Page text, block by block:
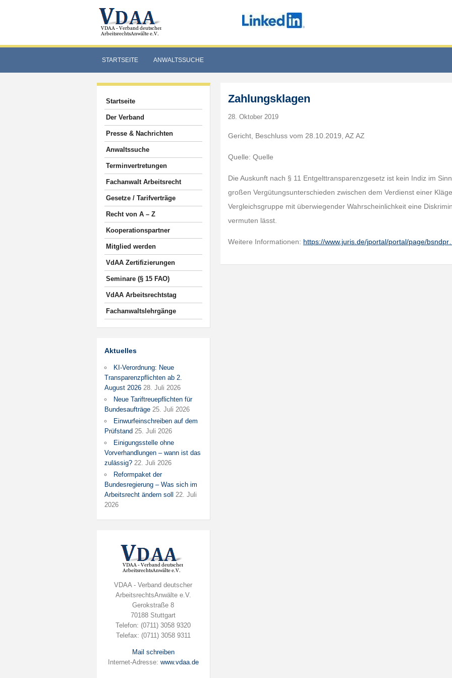
STARTSEITE ANWALTSSUCHE
Startseite
Der Verband
Presse & Nachrichten
Anwaltssuche
Terminvertretungen
Fachanwalt Arbeitsrecht
Gesetze / Tarifverträge
Recht von A – Z
Kooperationspartner
Mitglied werden
VdAA Zertifizierungen
Seminare (§ 15 FAO)
VdAA Arbeitsrechtstag
Fachanwaltslehrgänge
Aktuelles
KI-Verordnung: Neue
Transparenzpflichten ab 2.
August 2026 28. Juli 2026
Neue Tariftreuepflichten für
Bundesaufträge 25. Juli 2026
Einwurfeinschreiben auf dem
Prüfstand 25. Juli 2026
Einigungsstelle ohne
Vorverhandlungen – wann ist das
zulässig? 22. Juli 2026
Reformpaket der
Bundesregierung – Was sich im
Arbeitsrecht ändern soll
22. Juli
2026
VDAA - Verband deutscher
ArbeitsrechtsAnwälte e.V.
Gerokstraße 8
70188 Stuttgart
Telefon: (0711) 3058 9320
Telefax: (0711) 3058 9311
Mail schreiben
Internet-Adresse: www.vdaa.de
Zahlungsklagen
28. Oktober 2019
Gericht, Beschluss vom 28.10.2019, AZ AZ
Quelle: Quelle
Die Auskunft nach § 11 Entgelttransparenzgesetz ist kein Indiz im
großen Vergütungsunterschieden zwischen dem Verdienst einer
Vergleichsgruppe mit überwiegender Wahrscheinlichkeit eine
vermuten lässt.
Weitere Informationen: https://www.juris.de/jportal/portal/page/